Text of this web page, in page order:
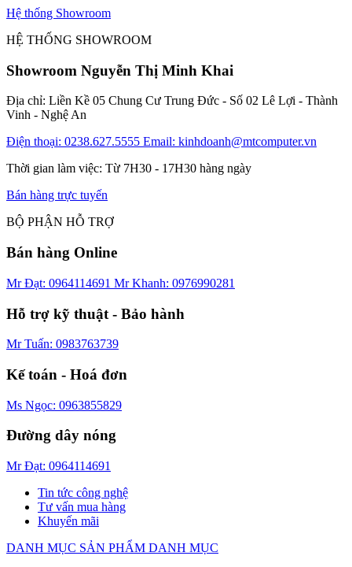
Hệ thống Showroom
HỆ THỐNG SHOWROOM
Showroom Nguyễn Thị Minh Khai
Địa chỉ: Liền Kề 05 Chung Cư Trung Đức - Số 02 Lê Lợi - Thành
Vinh - Nghệ An
Điện thoại: 0238.627.5555 Email: kinhdoanh@mtcomputer.vn
Thời gian làm việc: Từ 7H30 - 17H30 hàng ngày
Bán hàng trực tuyến
BỘ PHẬN HỖ TRỢ
Bán hàng Online
Mr Đạt: 0964114691 Mr Khanh: 0976990281
Hỗ trợ kỹ thuật - Bảo hành
Mr Tuấn: 0983763739
Kế toán - Hoá đơn
Ms Ngọc: 0963855829
Đường dây nóng
Mr Đạt: 0964114691
Tin tức công nghệ
Tư vấn mua hàng
Khuyến mãi
DANH MỤC SẢN PHẨM DANH MỤC